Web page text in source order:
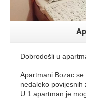
Dobrodošli u
Apartmani Bozac se
nedaleko povijesnih
U 1 apartman je